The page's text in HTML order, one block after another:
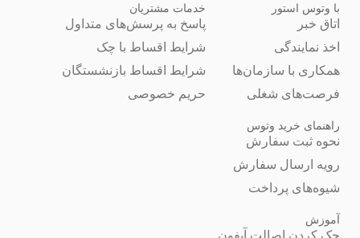
با وتوس استور
اتاق خبر
اخذ نمایندگی
همکاری با سازمان‌ها
فرصت‌های شغلی
خدمات مشتریان
پاسخ به پرسش‌های متداول
شرایط اقساط با چک
شرایط اقساط بازنشستگان
حریم خصوصی
راهنمای خرید وتوس
نحوه ثبت سفارش
رویه ارسال سفارش
شیوه‌های پرداخت
آموزش
چک کردن اصالت آیفون